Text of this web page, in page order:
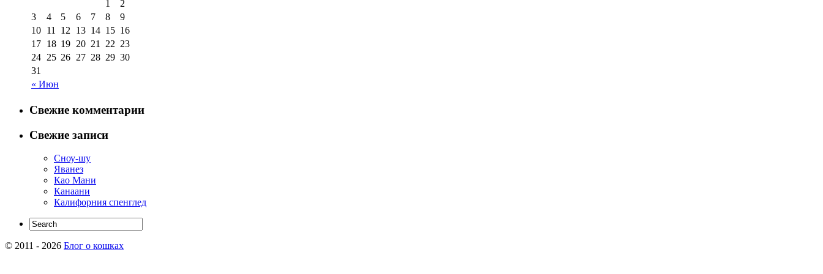
« Июн
1
2
3
4 5 6 7 8
9
10 11 12 13 14 15 16
17 18 19 20 21 22 23
24 25 26 27 28 29 30
31
Свежие комментарии
Свежие записи
Сноу-шу
Яванез
Као Мани
Канаани
Калифорния спенглед
© 2011 - 2026 Блог о кошках